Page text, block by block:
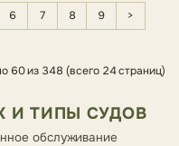
6 7 8 9
>
60 из 348 (всего 24 страниц)
И ТИПЫ СУДОВ
обслуживание